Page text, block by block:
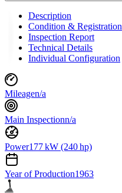
Description
Condition & Registration
Inspection Report
Technical Details
Individual Configuration
Mileagen/a
Main Inspectionn/a
Power177 kW (240 hp)
Year of Production1963